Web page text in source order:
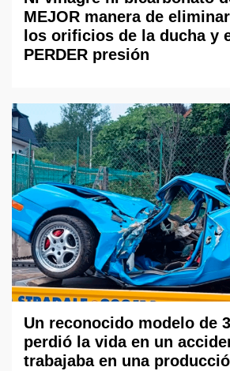
MEJOR manera de
los orificios de la ducha y
PERDER presión
Un reconocido modelo de
perdió la vida en un
trabajaba en una